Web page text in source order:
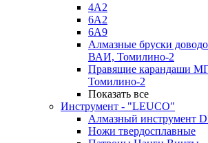
4А2
6A2
6A9
Алмазные бруски
ВАИ, Томилино-2
Правящие карандаши
Томилино-2
Показать все
Инструмент - "LEUCO"
Алмазный инструмент
Ножи твердосплавные